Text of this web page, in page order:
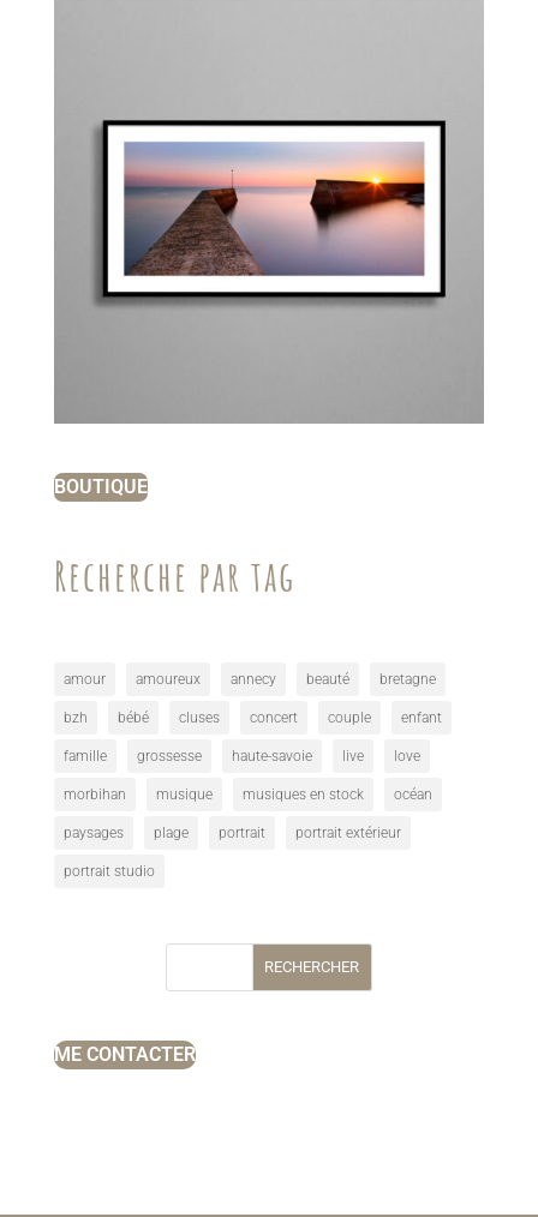
BOUTIQUE
Recherche par tag
amour amoureux annecy beauté bretagne
bzh bébé cluses concert couple enfant
famille grossesse haute-savoie live love
morbihan musique musiques en stock océan
paysages plage portrait portrait extérieur
portrait studio
RECHERCHER
ME CONTACTER